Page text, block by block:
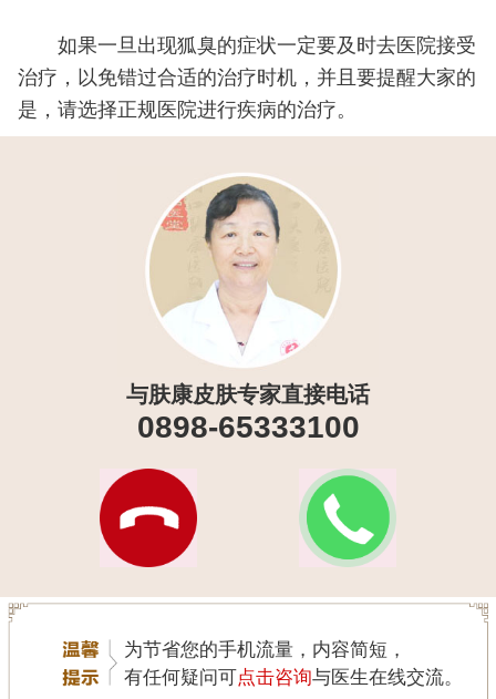
如果一旦出现狐臭的症状一定要及时去医院接受
治疗，以免错过合适的治疗时机，并且要提醒大家的
是，请选择正规医院进行疾病的治疗。
与肤康皮肤专家直接电话
0898-65333100
为节省您的手机流量，内容简短，
有任何疑问可点击咨询与医生在线交流。